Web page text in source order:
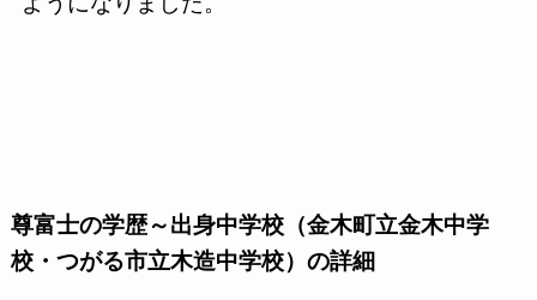
尊富士の学歴～出身中学校（金木町立金木中学
校・つがる市立木造中学校）の詳細